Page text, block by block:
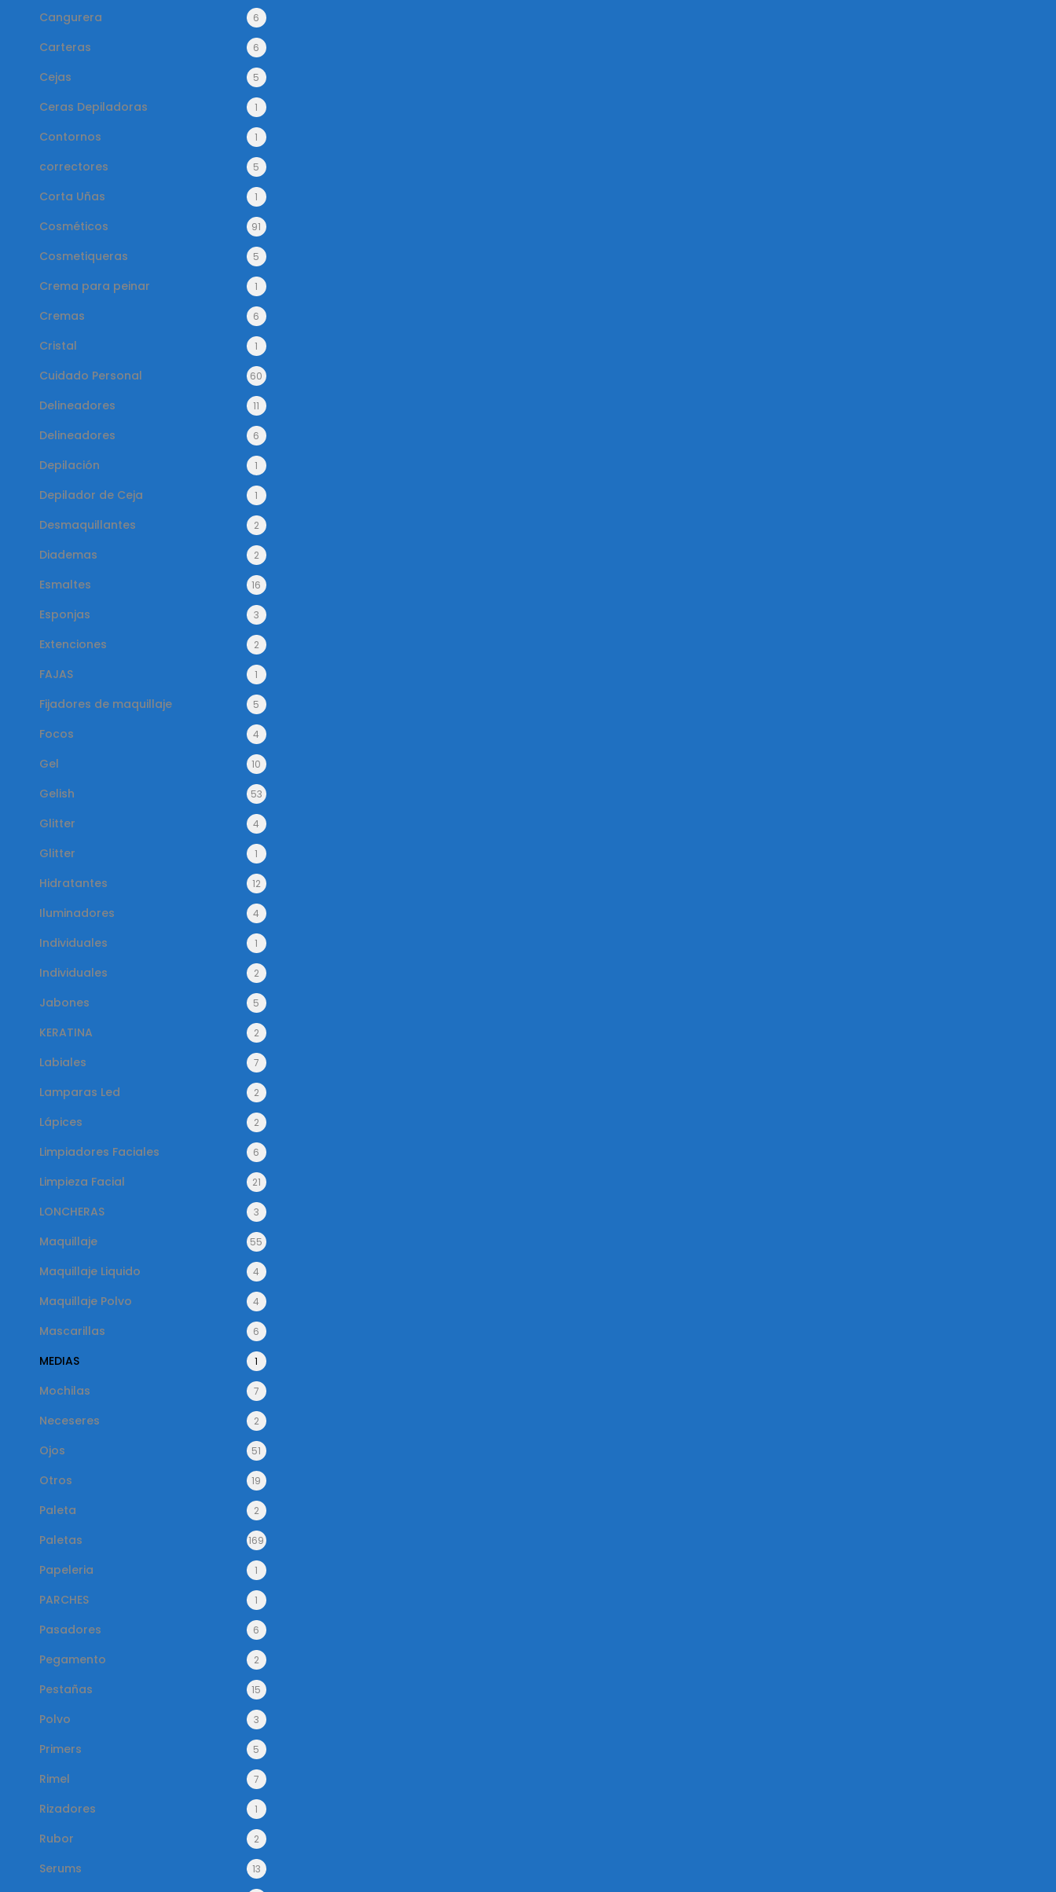
Cangurera 6
Carteras 6
Cejas 5
Ceras Depiladoras 1
Contornos 1
correctores 5
Corta Uñas 1
Cosméticos 91
Cosmetiqueras 5
Crema para peinar 1
Cremas 6
Cristal 1
Cuidado Personal 60
Delineadores 11
Delineadores 6
Depilación 1
Depilador de Ceja 1
Desmaquillantes 2
Diademas 2
Esmaltes 16
Esponjas 3
Extenciones 2
FAJAS 1
Fijadores de maquillaje 5
Focos 4
Gel 10
Gelish 53
Glitter 4
Glitter 1
Hidratantes 12
Iluminadores 4
Individuales 1
Individuales 2
Jabones 5
KERATINA 2
Labiales 7
Lamparas Led 2
Lápices 2
Limpiadores Faciales 6
Limpieza Facial 21
LONCHERAS 3
Maquillaje 55
Maquillaje Liquido 4
Maquillaje Polvo 4
Mascarillas 6
MEDIAS 1
Mochilas 7
Neceseres 2
Ojos 51
Otros 19
Paleta 2
Paletas 169
Papeleria 1
PARCHES 1
Pasadores 6
Pegamento 2
Pestañas 15
Polvo 3
Primers 5
Rimel 7
Rizadores 1
Rubor 2
Serums 13